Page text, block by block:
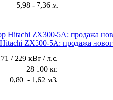
5,98 - 7,36 м.
ZX300-5A: продажа
/ 229 кВт / л.с.
28 100 кг.
0,80 - 1,62 м3.